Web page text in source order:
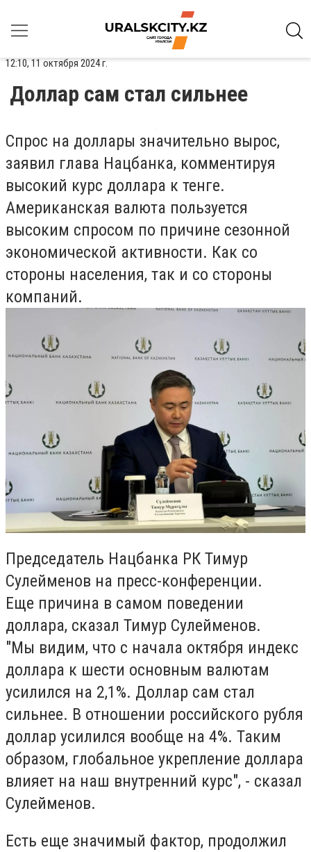
12:10, 11 октября 2024 г.
Доллар сам стал сильнее
Спрос на доллары значительно вырос,
заявил глава Нацбанка, комментируя
высокий курс доллара к тенге.
Американская валюта пользуется
высоким спросом по причине сезонной
экономической активности. Как со
стороны населения, так и со стороны
компаний.
Председатель Нацбанка РК Тимур
Сулейменов на пресс-конференции.
Еще причина в самом поведении
доллара, сказал Тимур Сулейменов.
"Мы видим, что с начала октября индекс
доллара к шести основным валютам
усилился на 2,1%. Доллар сам стал
сильнее. В отношении российского рубля
доллар усилился вообще на 4%. Таким
образом, глобальное укрепление доллара
влияет на наш внутренний курс", - сказал
Сулейменов.
Есть еще значимый фактор, продолжил